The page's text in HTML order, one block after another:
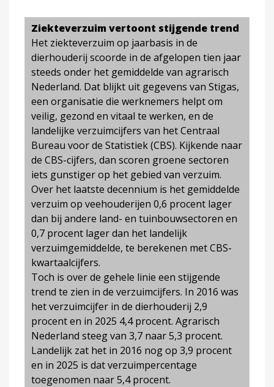
Ziekteverzuim vertoont stijgende trend
Het ziekteverzuim op jaarbasis in de
dierhouderij scoorde in de afgelopen tien jaar
steeds onder het gemiddelde van agrarisch
Nederland. Dat blijkt uit gegevens van Stigas,
een organisatie die werknemers helpt om
veilig, gezond en vitaal te werken, en de
landelijke verzuimcijfers van het Centraal
Bureau voor de Statistiek (CBS). Kijkende naar
de CBS-cijfers, dan scoren groene sectoren
iets gunstiger op het gebied van verzuim.
Over het laatste decennium is het gemiddelde
verzuim op veehouderijen 0,6 procent lager
dan bij andere land- en tuinbouwsectoren en
0,7 procent lager dan het landelijk
verzuimgemiddelde, te berekenen met CBS-
kwartaalcijfers.
Toch is over de gehele linie een stijgende
trend te zien in de verzuimcijfers. In 2016 was
het verzuimcijfer in de dierhouderij 2,9
procent en in 2025 4,4 procent. Agrarisch
Nederland steeg van 3,7 naar 5,3 procent.
Landelijk zat het in 2016 nog op 3,9 procent
en in 2025 is dat verzuimpercentage
toegenomen naar 5,4 procent.